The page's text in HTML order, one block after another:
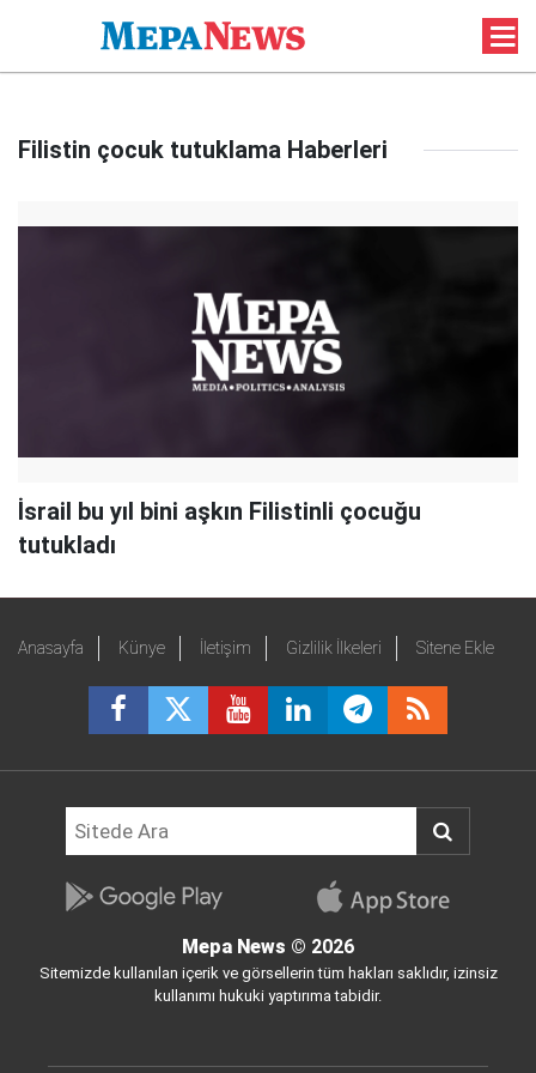
Filistin çocuk tutuklama Haberleri
İsrail bu yıl bini aşkın Filistinli çocuğu
tutukladı
Anasayfa Künye İletişim Gizlilik İlkeleri Sitene Ekle
Mepa News © 2026
Sitemizde kullanılan içerik ve görsellerin tüm hakları saklıdır, izinsiz
kullanımı hukuki yaptırıma tabidir.